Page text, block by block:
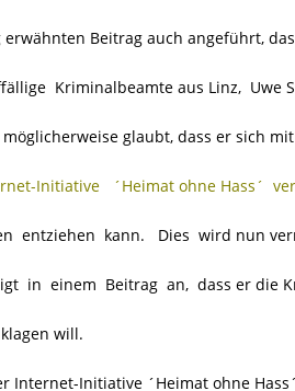
Beitrag auch angeführt,
Kriminalbeamte aus Linz, Uwe
glaubt, dass er sich
Initiative ´Heimat ohne Hass´
entziehen kann. Dies wird nun
in einem Beitrag an, dass er die
will.
Initiative ´Heimat ohne